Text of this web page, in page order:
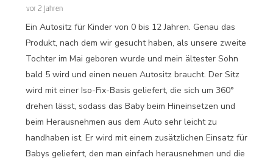
vor 2 Jahren
Ein Autositz für Kinder von 0 bis 12 Jahren. Genau das
Produkt, nach dem wir gesucht haben, als unsere zweite
Tochter im Mai geboren wurde und mein ältester Sohn
bald 5 wird und einen neuen Autositz braucht. Der Sitz
wird mit einer Iso-Fix-Basis geliefert, die sich um 360°
drehen lässt, sodass das Baby beim Hineinsetzen und
beim Herausnehmen aus dem Auto sehr leicht zu
handhaben ist. Er wird mit einem zusätzlichen Einsatz für
Babys geliefert, den man einfach herausnehmen und die